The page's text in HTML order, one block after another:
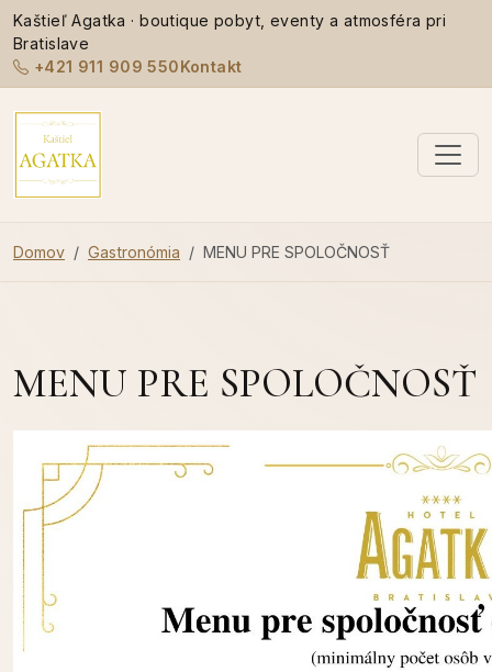
Kaštieľ Agatka · boutique pobyt, eventy a atmosféra pri
Bratislave
+421 911 909 550Kontakt
Domov Gastronómia MENU PRE SPOLOČNOSŤ
MENU PRE SPOLOČNOSŤ